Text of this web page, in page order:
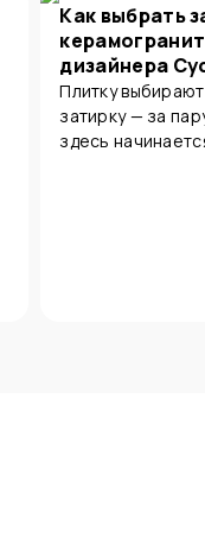
Как выбрать
дизайнера
Плитку
затирку — за
здесь